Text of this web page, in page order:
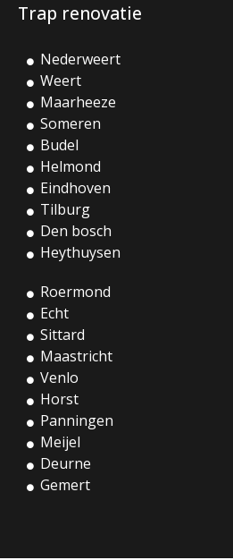
Trap renovatie
Nederweert
Weert
Maarheeze
Someren
Budel
Helmond
Eindhoven
Tilburg
Den bosch
Heythuysen
Roermond
Echt
Sittard
Maastricht
Venlo
Horst
Panningen
Meijel
Deurne
Gemert